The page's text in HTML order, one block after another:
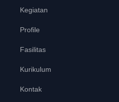
Kegiatan
Profile
Fasilitas
Kurikulum
Kontak